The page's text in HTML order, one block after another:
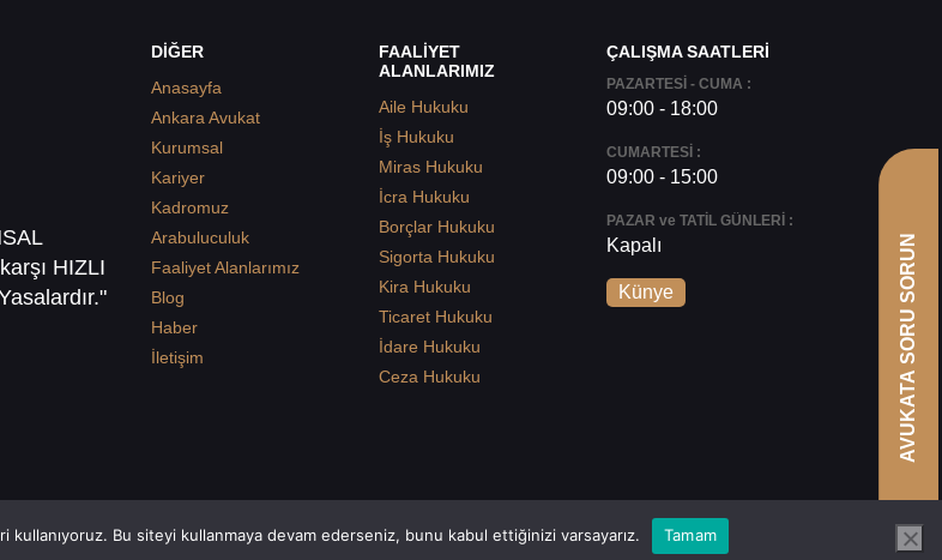
HIZLI
DİĞER
Anasayfa
Ankara Avukat
Kurumsal
Kariyer
Kadromuz
Arabuluculuk
Faaliyet Alanlarımız
Blog
Haber
İletişim
FAALİYET
ALANLARIMIZ
Aile Hukuku
İş Hukuku
Miras Hukuku
İcra Hukuku
Borçlar Hukuku
Sigorta Hukuku
Kira Hukuku
Ticaret Hukuku
İdare Hukuku
Ceza Hukuku
ÇALIŞMA SAATLERİ
PAZARTESİ - CUMA :
09:00 - 18:00
CUMARTESİ :
09:00 - 15:00
PAZAR ve TATİL GÜNLERİ :
Kapalı
Künye
Bu siteyi kullanmaya devam ederseniz, bunu kabul ettiğinizi varsayarız. Tamam
AVUKATA SORU SORUN